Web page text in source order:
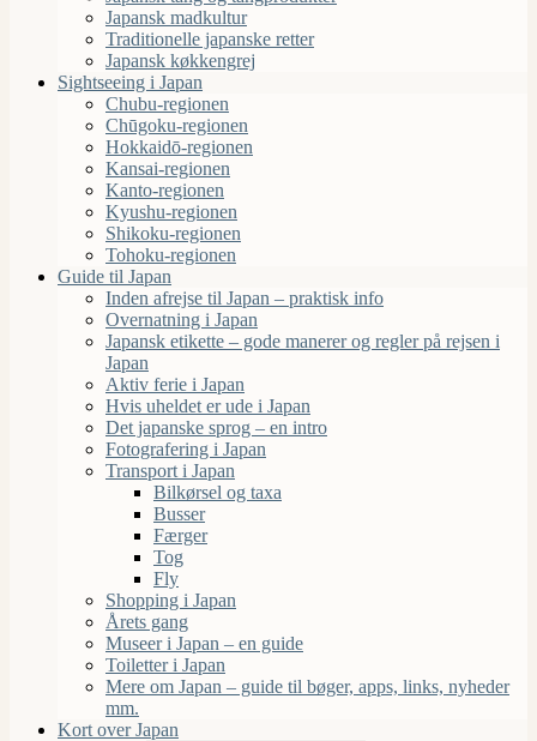
Japansk madkultur
Traditionelle japanske retter
Japansk køkkengrej
Sightseeing i Japan
Chubu-regionen
Chūgoku-regionen
Hokkaidō-regionen
Kansai-regionen
Kanto-regionen
Kyushu-regionen
Shikoku-regionen
Tohoku-regionen
Guide til Japan
Inden afrejse til Japan – praktisk info
Overnatning i Japan
Japansk etikette – gode manerer og regler på rejsen i
Japan
Aktiv ferie i Japan
Hvis uheldet er ude i Japan
Det japanske sprog – en intro
Fotografering i Japan
Transport i Japan
Bilkørsel og taxa
Busser
Færger
Tog
Fly
Shopping i Japan
Årets gang
Museer i Japan – en guide
Toiletter i Japan
Mere om Japan – guide til bøger, apps, links, nyheder
mm.
Kort over Japan